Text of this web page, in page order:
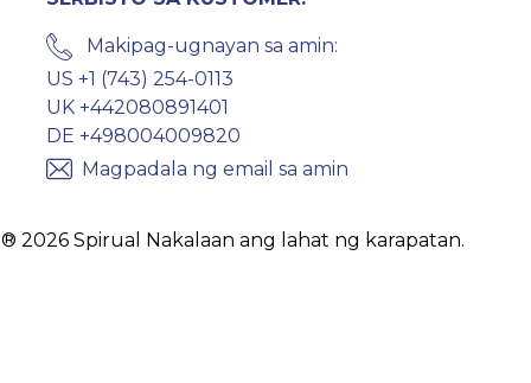
Makipag-ugnayan sa amin:
US +1 (743) 254-0113
UK +442080891401
DE +498004009820
Magpadala ng email sa amin
® 2026 Spirual Nakalaan ang lahat ng karapatan.